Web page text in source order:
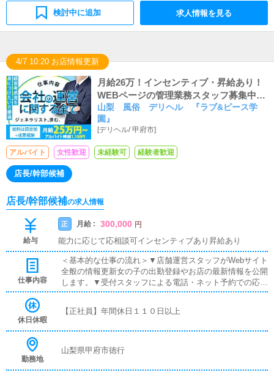
検討中に追加 求人情報を見る
4/7 10:20 お店情報更新
月給26万！インセンティブ・昇給あり！
WEBページの管理業務スタッフ募集中で
す！
山梨 風俗 デリヘル 『ラブ&ピース学
園』
[デリヘル/甲府市]
アルバイト 女性歓迎 未経験可 経験者歓迎
店長/幹部候補
店長/幹部候補の求人情報
給与
正 月給 : 300,000 円
能力に応じて応相談可インセンティブあり昇給あり
仕事内容
＜基本的な仕事の流れ＞▼店舗運営スタッフがWebサイト
全般の情報更新女の子の出勤登録やお店の最新情報を公開
します。▼受付スタッフによる電話・ネット予約での応対
お客様からの問い合わせやご予約を確認します。▼ドライ
で安全に送り届けて頂きます。▼寮・待機場の清掃女の子
デザイナーやフォトグラファーに発注依頼を行います。
休日休暇
【正社員】年間休日１１０日以上
勤務地
山梨県甲府市徳行